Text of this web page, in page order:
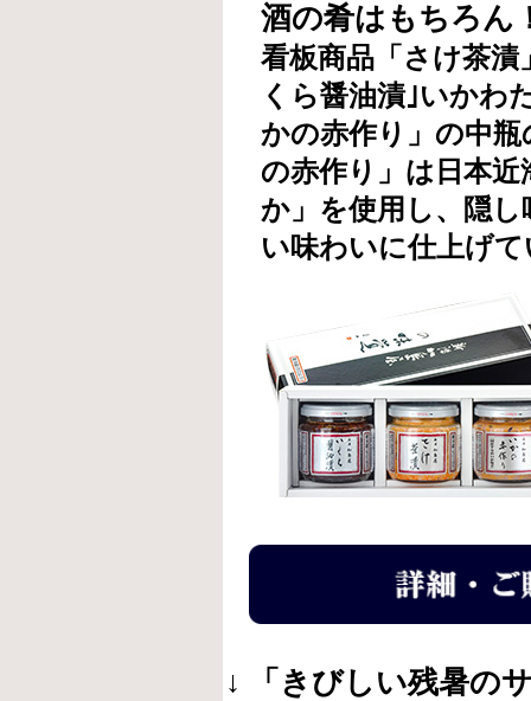
酒の肴はもちろん
看板商品「さけ茶
くら醤油漬｣いかわ
かの赤作り」の中
の赤作り」は日本
か」を使用し、隠
い味わいに仕上げ
↓ 「きびしい残暑の